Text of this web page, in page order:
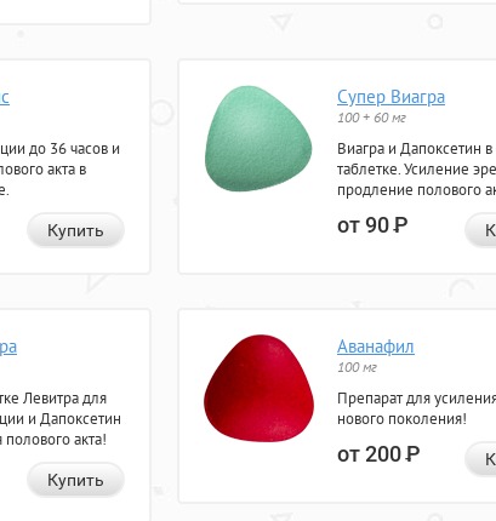
до 36 часов и
акта в
Купить
Супер Виагра
100 + 60 мг
Виагра и Дапоксетин
таблетке. Усиление
продление полового
от 90Р
Левитра для
и Дапоксетин
акта!
Купить
Аванафил
100 мг
Препарат для
нового поколения!
от 200Р